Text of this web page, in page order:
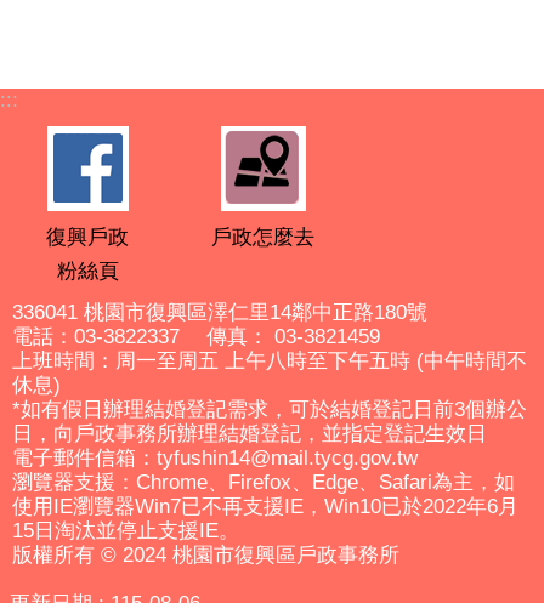
:::
復興戶政
粉絲頁
戶政怎麼去
336041 桃園市復興區澤仁里14鄰中正路180號
電話：03-3822337 傳真： 03-3821459
上班時間：周一至周五 上午八時至下午五時 (中午時間不
休息)
*如有假日辦理結婚登記需求，可於結婚登記日前3個辦公
日，向戶政事務所辦理結婚登記，並指定登記生效日
電子郵件信箱：tyfushin14@mail.tycg.gov.tw
瀏覽器支援：Chrome、Firefox、Edge、Safari為主，如
使用IE瀏覽器Win7已不再支援IE，Win10已於2022年6月
15日淘汰並停止支援IE。
版權所有 © 2024 桃園市復興區戶政事務所